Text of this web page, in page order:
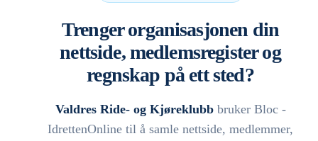
Trenger organisasjonen din
nettside, medlemsregister og
regnskap på ett sted?
Valdres Ride- og Kjøreklubbbruker Bloc -
IdrettenOnline til å samle nettside, medlemmer,